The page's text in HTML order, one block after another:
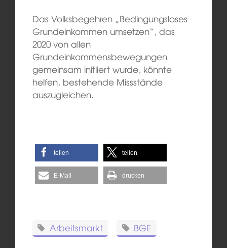
Das Volksbegehren „Bedingungsloses
Grundeinkommen umsetzen“, das
2020 von allen
Grundeinkommensbewegungen
gemeinsam initiiert wurde, könnte
helfen, bestehende Missstände
auszugleichen.
teilen teilen
E-Mail drucken
Arbeitsmarkt BGE